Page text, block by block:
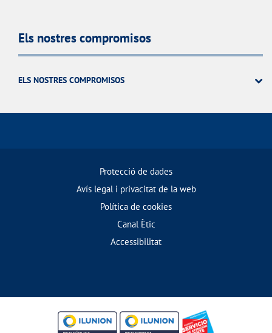
Els nostres compromisos
ELS NOSTRES COMPROMISOS
Protecció de dades
Avís legal i privacitat de la web
Política de cookies
Canal Ètic
Accessibilitat